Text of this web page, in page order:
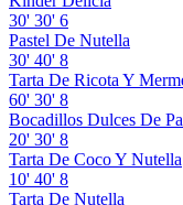
30' 30' 6
Pastel De Nutella
30' 40' 8
Tarta De Ricota Y
60' 30' 8
Bocadillos Dulces De
20' 30' 8
Tarta De Coco Y Nutella
10' 40' 8
Tarta De Nutella